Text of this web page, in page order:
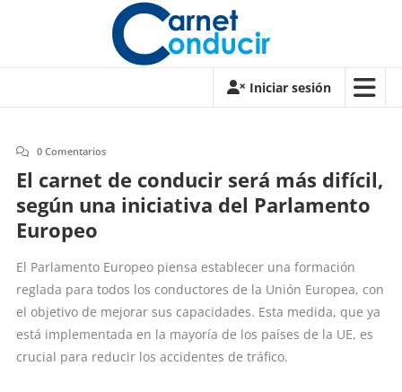
de
conducir
Carnet
conducir
Iniciar sesión
0 Comentarios
El carnet de conducir será más difícil,
según una iniciativa del Parlamento
Europeo
El Parlamento Europeo piensa establecer una formación
reglada para todos los conductores de la Unión Europea, con
el objetivo de mejorar sus capacidades. Esta medida, que ya
está implementada en la mayoría de los países de la UE, es
crucial para reducir los accidentes de tráfico.